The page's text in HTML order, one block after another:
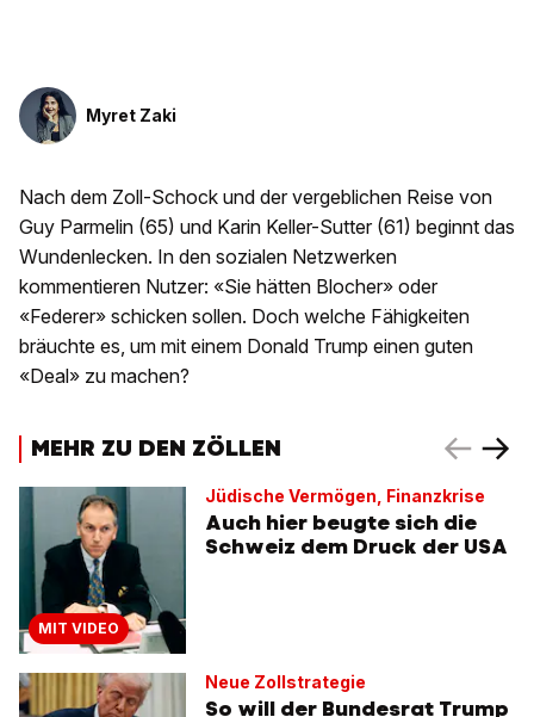
Myret Zaki
Nach dem Zoll-Schock und der vergeblichen Reise von
Guy Parmelin (65) und Karin Keller-Sutter (61) beginnt das
Wundenlecken. In den sozialen Netzwerken
kommentieren Nutzer: «Sie hätten Blocher» oder
«Federer» schicken sollen. Doch welche Fähigkeiten
bräuchte es, um mit einem Donald Trump einen guten
«Deal» zu machen?
MEHR ZU DEN ZÖLLEN
MIT VIDEO
Jüdische Vermögen, Finanzkrise
Auch hier beugte sich die
Schweiz dem Druck der USA
Neue Zollstrategie
So will der Bundesrat Trump